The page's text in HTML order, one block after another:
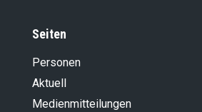
Seiten
Personen
Aktuell
Medienmitteilungen